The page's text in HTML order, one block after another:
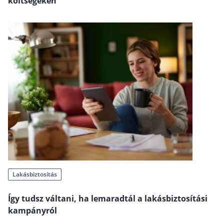
Lakáshitel
Hitelkiváltás
Vagyonbiztosítások
Kötelező biztosítás (KGFB)
Casco
Utasbiztosítás
Lakásbiztosítás útmutató – Hogyan válassz?
Lakásbiztosítás
Így tudsz váltani, ha lemaradtál a lakásbiztosítási
kampányról